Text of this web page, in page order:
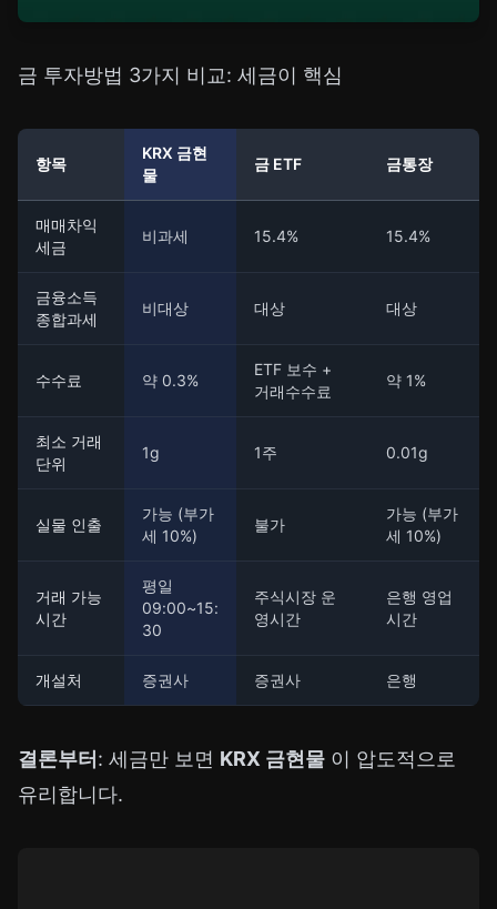
금 투자방법 3가지 비교: 세금이 핵심
항목
KRX 금현
물
금 ETF 금통장
매매차익
세금
비과세 15.4% 15.4%
금융소득
종합과세
비대상 대상 대상
수수료 약 0.3%
ETF 보수 +
거래수수료
약 1%
최소 거래
단위
1g 1주 0.01g
실물 인출
가능 (부가
세 10%)
불가
가능 (부가
세 10%)
거래 가능
시간
평일
09:00~15:
30
주식시장 운
영시간
은행 영업
시간
개설처 증권사 증권사 은행
결론부터 : 세금만 보면 KRX 금현물 이 압도적으로
유리합니다.